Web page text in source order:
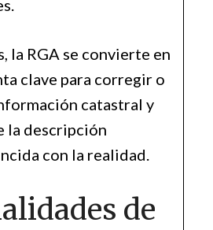
la RGA se convierte en
clave para corregir o
catastral y
la descripción
con la realidad.
de